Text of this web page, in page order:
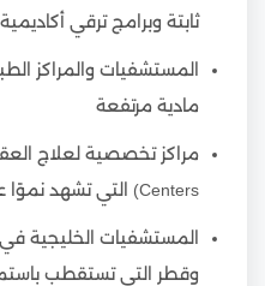
ثابتة وبرامج ترقي أكاديمية
المستشفيات والمراكز
مادية مرتفعة
Centers) التي تشهد نموًا عالميًا متسارعًا
المستشفيات الخليجية
وقطر التي تستقطب